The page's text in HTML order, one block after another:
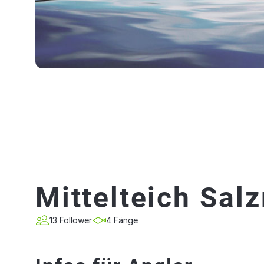
Mittelteich
13 Follower 4 Fänge